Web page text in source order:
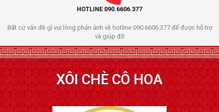
HOTLINE 090.6606.377
Bất cứ vấn đề gì vui lòng phản ảnh về hotline 090.6606.377 để được hỗ trợ
và giúp đỡ
XÔI CHÈ CÔ HOA